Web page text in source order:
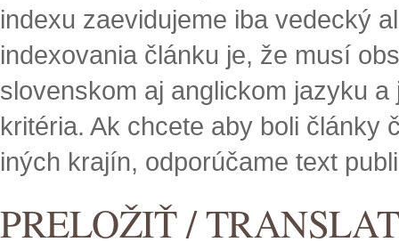
indexu zaevidujeme iba vedecký
indexovania článku je, že musí
slovenskom aj anglickom jazyku
kritéria. Ak chcete aby boli články
iných krajín, odporúčame text
PRELOŽIŤ /